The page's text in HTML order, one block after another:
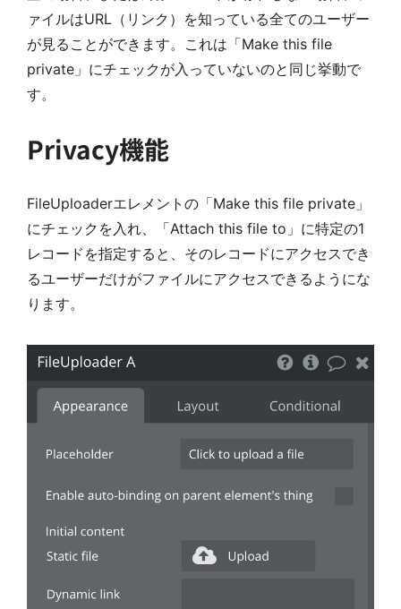
ァイルはURL（リンク）を知っている全てのユーザー
が見ることができます。これは「Make this file
private」にチェックが入っていないのと同じ挙動で
す。
Privacy機能
FileUploaderエレメントの「Make this file private」
にチェックを入れ、「Attach this file to」に特定の1
レコードを指定すると、そのレコードにアクセスでき
るユーザーだけがファイルにアクセスできるようにな
ります。